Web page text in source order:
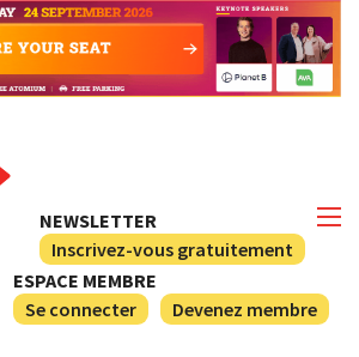
NEWSLETTER
Inscrivez-vous gratuitement
ESPACE MEMBRE
Se connecter
Devenez membre